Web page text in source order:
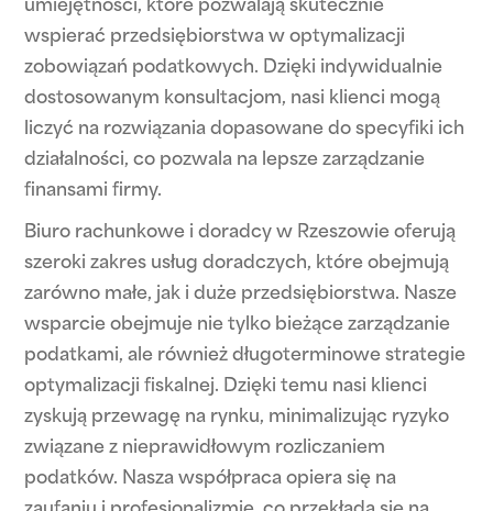
umiejętności, które pozwalają skutecznie
wspierać przedsiębiorstwa w optymalizacji
zobowiązań podatkowych. Dzięki indywidualnie
dostosowanym konsultacjom, nasi klienci mogą
liczyć na rozwiązania dopasowane do specyfiki ich
działalności, co pozwala na lepsze zarządzanie
finansami firmy.
Biuro rachunkowe i doradcy w Rzeszowie oferują
szeroki zakres usług doradczych, które obejmują
zarówno małe, jak i duże przedsiębiorstwa. Nasze
wsparcie obejmuje nie tylko bieżące zarządzanie
podatkami, ale również długoterminowe strategie
optymalizacji fiskalnej. Dzięki temu nasi klienci
zyskują przewagę na rynku, minimalizując ryzyko
związane z nieprawidłowym rozliczaniem
podatków. Nasza współpraca opiera się na